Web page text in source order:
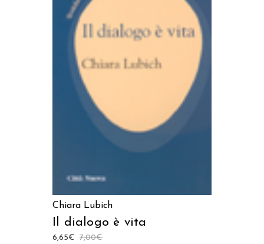
AGGIUNGI AL CARRELLO
Chiara Lubich
Il dialogo è vita
7,00€
6,65€